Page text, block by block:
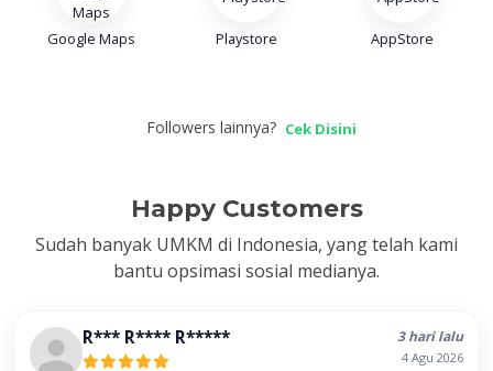
Google Maps Playstore AppStore
Followers lainnya? Cek Disini
Happy Customers
Sudah banyak UMKM di Indonesia, yang telah kami
bantu opsimasi sosial medianya.
R*** R**** R***** 3 hari lalu
4 Agu 2026